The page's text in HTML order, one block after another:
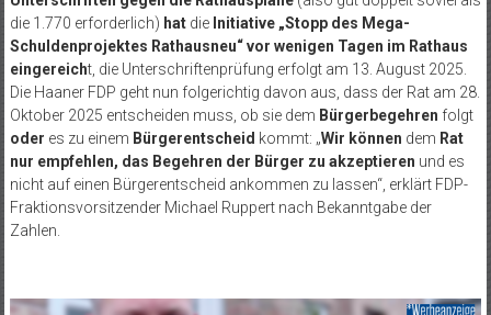
die 1.770 erforderlich) hatdieInitiative „Stopp des Mega-
Schuldenprojektes Rathausneu“ vor wenigen Tagen im Rathaus
eingereicht, die Unterschriftenprüfung erfolgt am 13. August 2025.
Die Haaner FDP geht nun folgerichtig davon aus, dass der Rat am 28.
Oktober 2025 entscheiden muss, ob sie dem Bürgerbegehren folgt
oder es zu einem Bürgerentscheid kommt: „Wir können dem Rat
nur empfehlen, das Begehren der Bürger zu akzeptieren und es
nicht auf einen Bürgerentscheid ankommen zu lassen“, erklärt FDP-
Fraktionsvorsitzender Michael Ruppert nach Bekanntgabe der
Zahlen.